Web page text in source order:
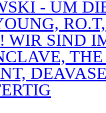
- UM
WIR SIND